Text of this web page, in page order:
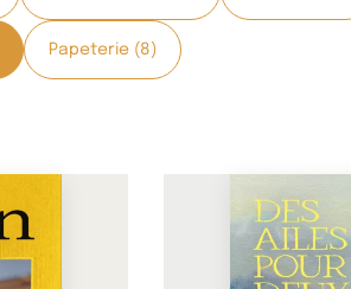
Papeterie (8)